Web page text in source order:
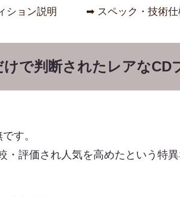
ション説明 ➡︎ スペック・技術仕
で判断されたレアなCD
す。
評価され人気を高めたという特異